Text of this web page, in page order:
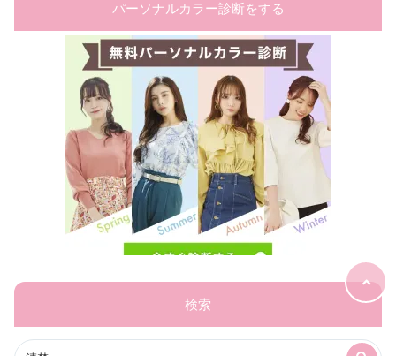
パーソナルカラー診断をする
検索